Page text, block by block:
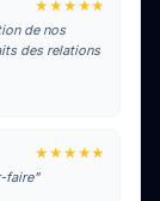
★★★★★
de nos
des relations
★★★★★
faire"